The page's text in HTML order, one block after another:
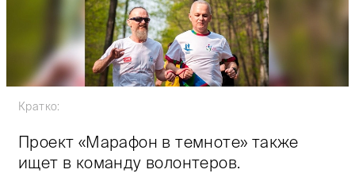
Кратко:
Проект «Марафон в темноте» также
ищет в команду волонтеров.